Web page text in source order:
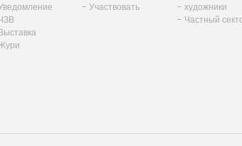
- Участвовать
- художники
- Частный